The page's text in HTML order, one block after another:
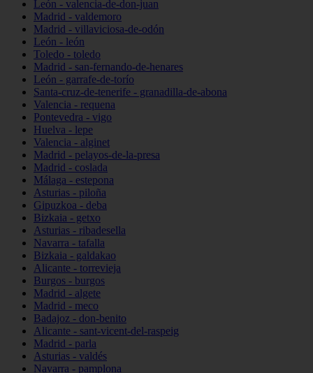
León - valencia-de-don-juan
Madrid - valdemoro
Madrid - villaviciosa-de-odón
León - león
Toledo - toledo
Madrid - san-fernando-de-henares
León - garrafe-de-torío
Santa-cruz-de-tenerife - granadilla-de-abona
Valencia - requena
Pontevedra - vigo
Huelva - lepe
Valencia - alginet
Madrid - pelayos-de-la-presa
Madrid - coslada
Málaga - estepona
Asturias - piloña
Gipuzkoa - deba
Bizkaia - getxo
Asturias - ribadesella
Navarra - tafalla
Bizkaia - galdakao
Alicante - torrevieja
Burgos - burgos
Madrid - algete
Madrid - meco
Badajoz - don-benito
Alicante - sant-vicent-del-raspeig
Madrid - parla
Asturias - valdés
Navarra - pamplona